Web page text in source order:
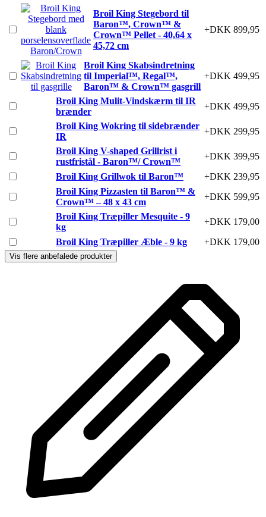
Broil King Stegebord til
Baron™, Crown™ &
Crown™ Pellet - 40,64 x
45,72 cm
+DKK 899,95
Broil King Skabsindretning
til Imperial™, Regal™,
Baron™ & Crown™ gasgrill
+DKK 499,95
Broil King Mulit-Vindskærm til IR
brænder
+DKK 499,95
Broil King Wokring til sidebrænder
IR
+DKK 299,95
Broil King V-shaped Grillrist i
rustfristål - Baron™/ Crown™
+DKK 399,95
Broil King Grillwok til Baron™
+DKK 239,95
Broil King Pizzasten til Baron™ &
Crown™ – 48 x 43 cm
+DKK 599,95
Broil King Træpiller Mesquite - 9
kg
+DKK 179,00
Broil King Træpiller Æble - 9 kg
+DKK 179,00
Vis flere anbefalede produkter